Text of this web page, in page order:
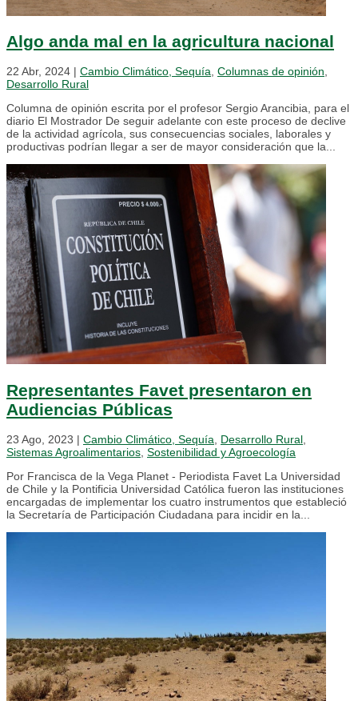
Algo anda mal en la agricultura nacional
22 Abr, 2024 | Cambio Climático, Sequía, Columnas de opinión,
Desarrollo Rural
Columna de opinión escrita por el profesor Sergio Arancibia, para el
diario El Mostrador De seguir adelante con este proceso de declive
de la actividad agrícola, sus consecuencias sociales, laborales y
productivas podrían llegar a ser de mayor consideración que la...
Representantes Favet presentaron en
Audiencias Públicas
23 Ago, 2023 | Cambio Climático, Sequía, Desarrollo Rural,
Sistemas Agroalimentarios, Sostenibilidad y Agroecología
Por Francisca de la Vega Planet - Periodista Favet La Universidad
de Chile y la Pontificia Universidad Católica fueron las instituciones
encargadas de implementar los cuatro instrumentos que estableció
la Secretaría de Participación Ciudadana para incidir en la...